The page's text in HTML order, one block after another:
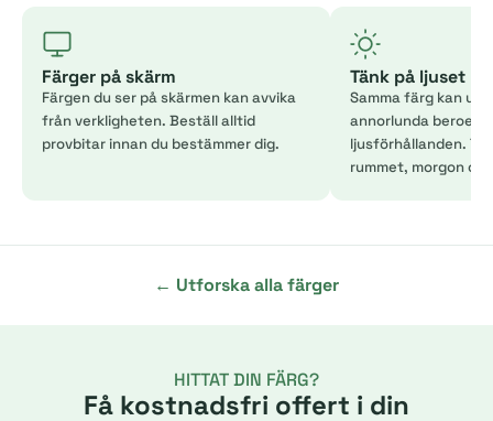
Färger på skärm
Färgen du ser på skärmen kan avvika
från verkligheten. Beställ alltid
provbitar innan du bestämmer dig.
Tänk på ljuset
Samma färg kan
annorlunda
ljusförhållanden.
rummet, morgon
← Utforska alla färger
HITTAT DIN FÄRG?
Få kostnadsfri offert i din